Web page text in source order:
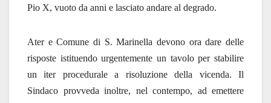
Pio X, vuoto da anni e lasciato andare al degrado.
Ater e Comune di S. Marinella devono ora dare delle
risposte istituendo urgentemente un tavolo per stabilire
un iter procedurale a risoluzione della vicenda. Il
Sindaco provveda inoltre, nel contempo, ad emettere